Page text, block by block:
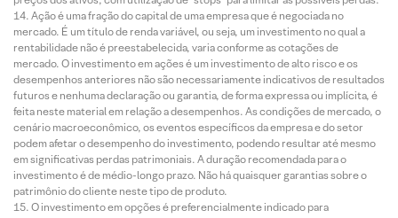
Ação é uma fração do capital de uma empresa que é negociada no
mercado. É um título de renda variável, ou seja, um investimento no qual a
rentabilidade não é preestabelecida, varia conforme as cotações de
mercado. O investimento em ações é um investimento de alto risco e os
desempenhos anteriores não são necessariamente indicativos de resultados
futuros e nenhuma declaração ou garantia, de forma expressa ou implícita, é
feita neste material em relação a desempenhos. As condições de mercado, o
cenário macroeconômico, os eventos específicos da empresa e do setor
podem afetar o desempenho do investimento, podendo resultar até mesmo
em significativas perdas patrimoniais. A duração recomendada para o
investimento é de médio-longo prazo. Não há quaisquer garantias sobre o
patrimônio do cliente neste tipo de produto.
O investimento em opções é preferencialmente indicado para